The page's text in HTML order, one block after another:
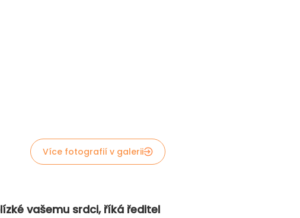
Více fotografií v galerii
vašemu srdci, říká ředitel